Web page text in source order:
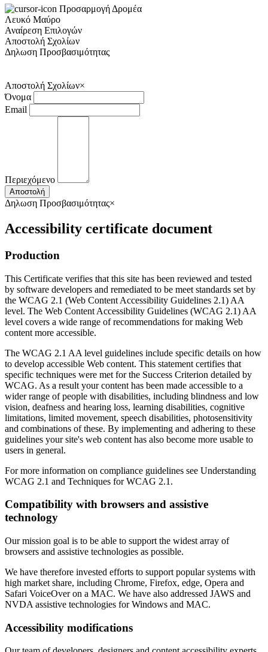
Προσαρμογή Δρομέα
Λευκό Μαύρο
Αναίρεση Επιλογών
Αποστολή Σχολίων
Δηλωση Προσβασιμότητας
Αποστολή Σχολίων×
Όνομα
Email
Περιεχόμενο
Αποστολή
Δηλωση Προσβασιμότητας×
Accessibility certificate document
Production
This Certificate verifies that this site has been reviewed and tested
by software developers and remediated to be meet standards set by
the WCAG 2.1 (Web Content Accessibility Guidelines 2.1) AA
level. The Web Content Accessibility Guidelines (WCAG 2.1) AA
level covers a wide range of recommendations for making Web
content more accessible.
The WCAG 2.1 AA level guidelines include specific details on how
to develop accessible Web content. This statement certifies that
specific techniques were met for the Success Criterion detailed by
WCAG. As a result your content has been made accessible to a
wider range of people with disabilities, including blindness and low
vision, deafness and hearing loss, learning disabilities, cognitive
limitations, limited movement, speech disabilities, photosensitivity
and combinations of these. By implementing and adhering to these
guidelines your site's web content has also become more usable to
users in general.
For more information on compliance guidelines see Understanding
WCAG 2.1 and Techniques for WCAG 2.1.
Compatibility with browsers and assistive
technology
Our mission goal is to be able to support the widest array of
browsers and assistive technologies as possible.
We have therefore invested efforts to support popular systems with
high market share, including Chrome, Firefox, edge, Opera and
Safari VoiceOver on a MAC. We have also addressed JAWS and
NVDA assistive technologies for Windows and MAC.
Accessibility modifications